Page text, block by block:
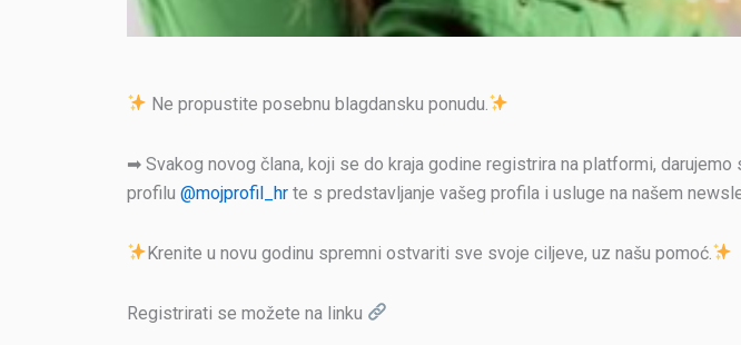
Ne propustite posebnu blagdansku ponudu.
➡ Svakog novog člana, koji se do kraja godine registrira na platformi,
profilu @mojprofil_hr te s predstavljanje vašeg profila i usluge na našem
Krenite u novu godinu spremni ostvariti sve svoje ciljeve, uz našu pomoć.
Registrirati se možete na linku